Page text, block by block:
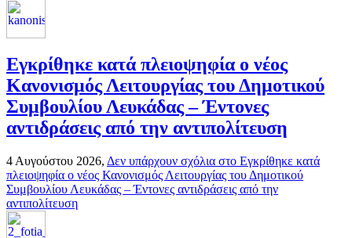
Εγκρίθηκε κατά πλειοψηφία ο νέος
Κανονισμός Λειτουργίας του Δημοτικού
Συμβουλίου Λευκάδας – Έντονες
αντιδράσεις από την αντιπολίτευση
4 Αυγούστου 2026, Δεν υπάρχουν σχόλια στο Εγκρίθηκε κατά
πλειοψηφία ο νέος Κανονισμός Λειτουργίας του Δημοτικού
Συμβουλίου Λευκάδας – Έντονες αντιδράσεις από την
αντιπολίτευση